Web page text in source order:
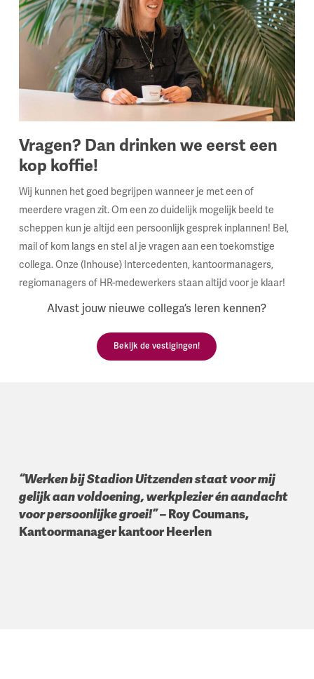
Vragen? Dan drinken we eerst een
kop koffie!
Wij kunnen het goed begrijpen wanneer je met een of
meerdere vragen zit. Om een zo duidelijk mogelijk beeld te
scheppen kun je altijd een persoonlijk gesprek inplannen! Bel,
mail of kom langs en stel al je vragen aan een toekomstige
collega. Onze (Inhouse) Intercedenten, kantoormanagers,
regiomanagers of HR-medewerkers staan altijd voor je klaar!
Alvast jouw nieuwe collega’s leren kennen?
Bekijk de vestigingen!
“Werken bij Stadion Uitzenden staat voor mij
gelijk aan voldoening, werkplezier én aandacht
voor persoonlijke groei!”– Roy Coumans,
Kantoormanager kantoor Heerlen